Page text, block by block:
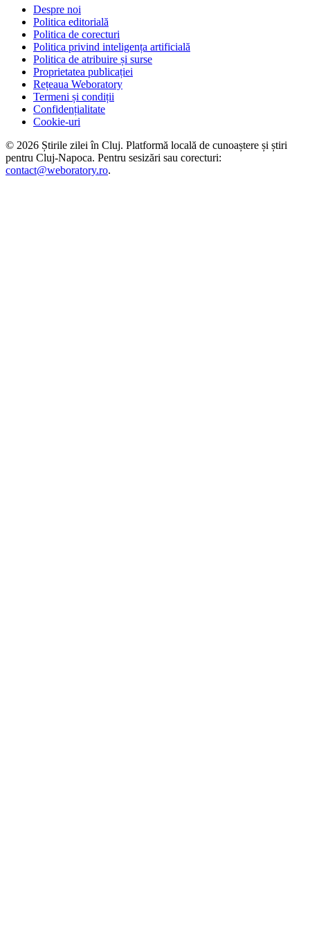
Despre noi
Politica editorială
Politica de corecturi
Politica privind inteligența artificială
Politica de atribuire și surse
Proprietatea publicației
Rețeaua Weboratory
Termeni și condiții
Confidențialitate
Cookie-uri
© 2026 Știrile zilei în Cluj. Platformă locală de cunoaștere și știri
pentru Cluj-Napoca. Pentru sesizări sau corecturi:
contact@weboratory.ro.